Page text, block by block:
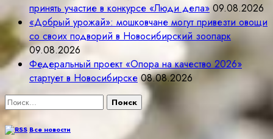
принять участие в конкурсе «Люди дела» 09.08.2026
«Добрый урожай»: мошковчане могут привезти овощи
со своих подворий в Новосибирский зоопарк
09.08.2026
Федеральный проект «Опора на качество 2026»
стартует в Новосибирске 08.08.2026
Найти:
Все новости